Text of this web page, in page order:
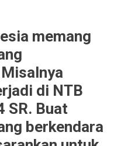
memang
di NTB
SR. Buat
berkendara